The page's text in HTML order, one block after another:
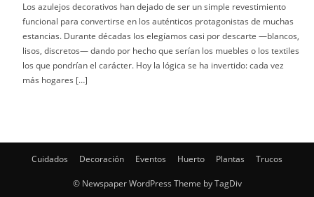
Los azulejos decorativos han dejado de ser un simple revestimiento
funcional para convertirse en los auténticos protagonistas de muchas
estancias. Durante décadas los elegíamos casi por descarte —blancos,
lisos, discretos— dando por hecho que serían los muebles o los textiles
los que pondrían el carácter. Hoy la lógica se ha invertido: cada vez
más hogares […]
Cuidados Decoración Eventos Huerto Plantas Trucos
© Newspaper WordPress Theme by TagDiv